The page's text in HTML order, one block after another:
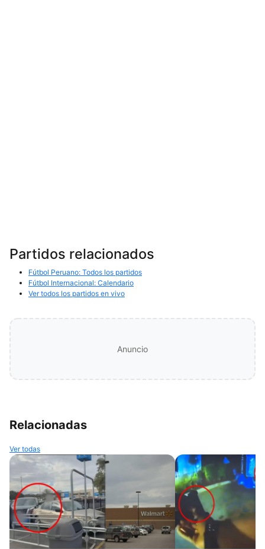
Partidos relacionados
Fútbol Peruano: Todos los partidos
Fútbol Internacional: Calendario
Ver todos los partidos en vivo
Anuncio
Relacionadas
Ver todas